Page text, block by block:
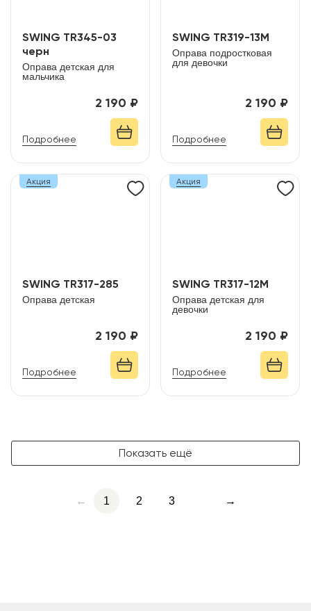
SWING TR345-03
черн
Оправа детская для
мальчика
2 190 ₽
Подробнее
SWING TR319-13M
Оправа подростковая
для девочки
2 190 ₽
Подробнее
SWING TR317-285
Оправа детская
2 190 ₽
Подробнее
Акция
SWING TR317-12M
Оправа детская для
девочки
2 190 ₽
Подробнее
Акция
Показать ещё
← 1 2 3 →